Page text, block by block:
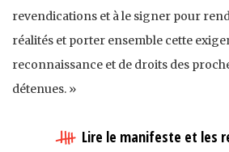
revendications et à le signer pour
réalités et porter ensemble cette
reconnaissance et de droits des
détenues. »
Lire le manifeste et les